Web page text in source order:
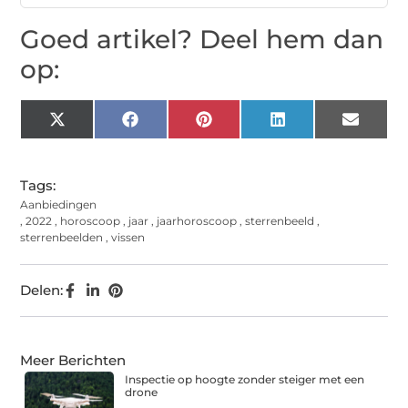
Goed artikel? Deel hem dan
op:
X
(Twitter)
Facebook Pinterest LinkedIn Email
Tags:
Aanbiedingen
,2022 , horoscoop , jaar , jaarhoroscoop ,sterrenbeeld ,
sterrenbeelden ,vissen
Delen:
Meer Berichten
Inspectie op hoogte zonder steiger met een
drone